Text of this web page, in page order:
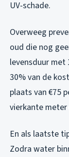
UV-schade.
Overweeg
oud die nog
levensduur met
30% van de
plaats van €75
vierkante meter
En als laatste
Zodra water